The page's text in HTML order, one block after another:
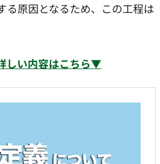
る原因となるため、この工程は
しい内容はこちら▼